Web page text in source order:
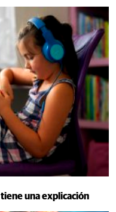
tiene una explicación